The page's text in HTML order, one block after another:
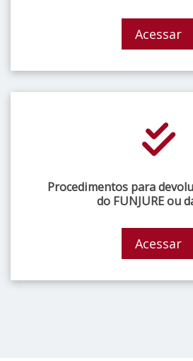
Acessar
Procedimentos para
do FUNJURE ou
Acessar